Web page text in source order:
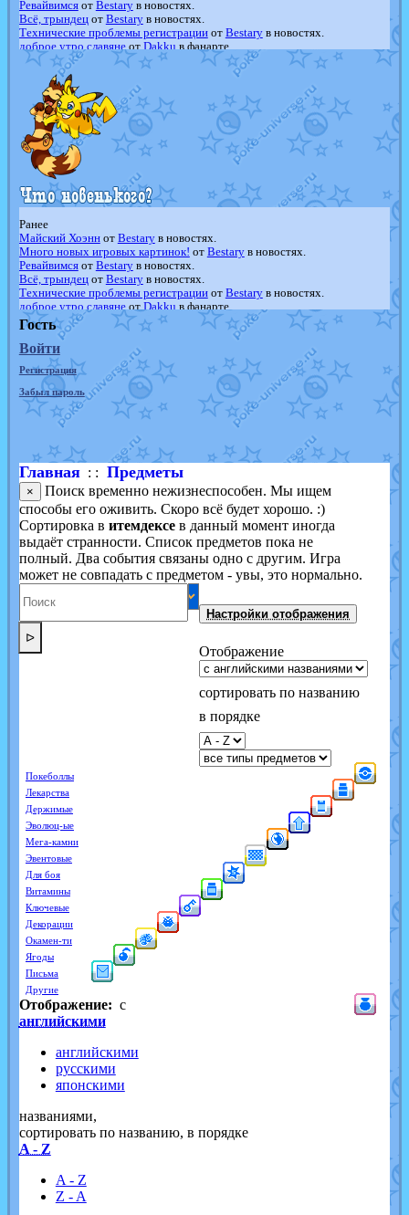
Ревайвимсяот Bestaryв новостях.
Всё, трындецот Bestaryв новостях.
Технические проблемы регистрацииот Bestaryв новостях.
доброе утро славянеот Dakku в фанарте.
Йолда и Мимикью отMavisNyanCatв фанарте.
Недовольный котомангуст
в фанарте.
The Dark Wishmaker
отRandomon
шадоу спиритомботilovearceus
в фанарте.
траббишотilovearceusв фанарте.
Raging Bolt отGraceDaFox
в фанарте.
Shadow mismagiusотJOK_julia
в фанарте.
художник от vicavicaв фанарте.
Ранее
Майский Хоэннот Bestaryв новостях.
Много новых игровых картинок! от Bestaryв новостях.
Ревайвимсяот Bestaryв новостях.
Всё, трындецот Bestaryв новостях.
Технические проблемы регистрацииот Bestaryв новостях.
доброе утро славянеот Dakku в фанарте.
Йолда и МимикьюотMavisNyanCatв фанарте.
Недовольный котомангуст
в фанарте.
The Dark Wishmaker
отRandomon
шадоу спиритомб
отilovearceus
в фанарте.
траббишотilovearceusв фанарте.
Raging BoltотGraceDaFox
Shadow mismagiusотJOK_julia
в фанарте.
художникот vicavicaв фанарте.
Гость
Войти
Регистрация
Забыл пароль
Главная: : Предметы
×
Поиск временно нежизнеспособен. Мы ищем
способы его оживить. Скоро всё будет хорошо. :)
Сортировка в итемдексев данный момент иногда
выдаёт странности. Список предметов пока не
полный. Два события связаны одно с другим. Игра
может не совпадать с предметом - увы, это нормально.
ᐅ
Настройки отображения
Отображение
сортировать по названию
в порядке
Покеболлы
Лекарства
Держимые
Эволюц-ые
Мега-камни
Эвентовые
Для боя
Витамины
Ключевые
Декорации
Окамен-ти
Ягоды
Письма
Другие
Отображение: с
английскими
английскими
русскими
японскими
названиями,
cортировать по названию, в порядке
A - Z
A - Z
Z - A